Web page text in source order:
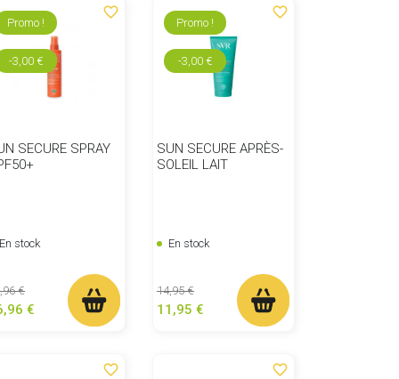
favorite_border
SECURE SPRAY
En stock
de base
€Prix
€
Promo !
-3,00 €
favorite_border
SUN SECURE APRÈS-
SOLEIL LAIT
En stock
Prix de base
14,95 €Prix
11,95 €
Promo !
-3,00 €
favorite_border favorite_border